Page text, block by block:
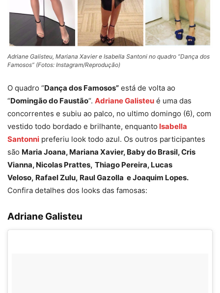
Adriane Galisteu, Mariana Xavier e Isabella Santoni no quadro “Dança dos
Famosos” (Fotos: Instagram/Reprodução)
O quadro “Dança dos Famosos” está de volta ao
“Domingão do Faustão“. Adriane Galisteu é uma das
concorrentes e subiu ao palco, no ultimo domingo (6), com
vestido todo bordado e brilhante, enquanto Isabella
Santonni preferiu look todo azul. Os outros participantes
são Maria Joana, Mariana Xavier, Baby do Brasil, Cris
Vianna, Nicolas Prattes, Thiago Pereira, Lucas
Veloso, Rafael Zulu, Raul Gazolla e Joaquim Lopes.
Confira detalhes dos looks das famosas:
Adriane Galisteu